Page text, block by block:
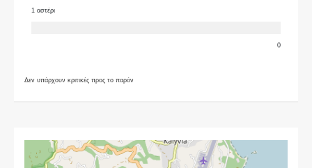
1 αστέρι
0
Δεν υπάρχουν κριτικές προς το παρόν